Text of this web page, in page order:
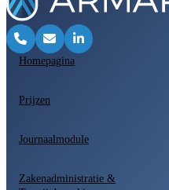
Homepagina
Prijzen
Journaalmodule
Zakenadministratie &